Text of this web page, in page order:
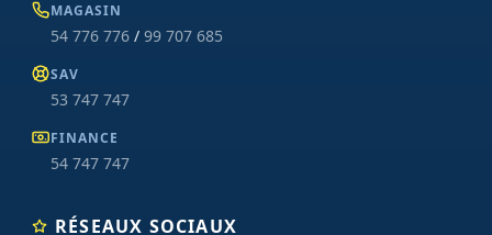
MAGASIN
54 776 776 / 99 707 685
SAV
53 747 747
FINANCE
54 747 747
RÉSEAUX SOCIAUX